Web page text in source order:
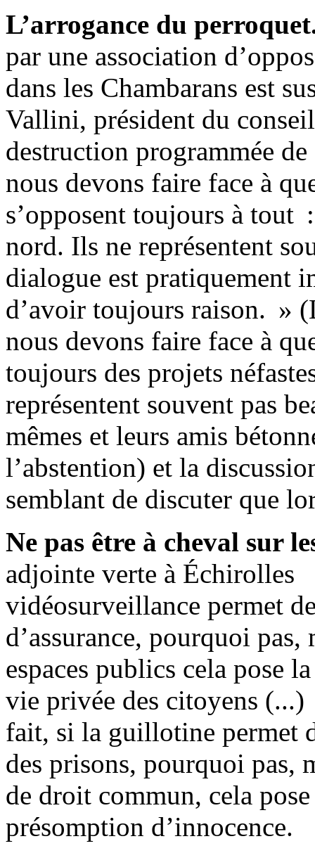
L’arrogance du
par une association
dans les Chambarans est
Vallini, président du
destruction programmée
nous devons faire face à
s’opposent toujours à tout
nord. Ils ne représentent
dialogue est pratiquement
d’avoir toujours raison. »
nous devons faire face à
toujours des projets
représentent souvent pas
mêmes et leurs amis
l’abstention) et la
semblant de discuter que
Ne pas être à cheval sur
adjointe verte à
vidéosurveillance permet
d’assurance, pourquoi
espaces publics cela pose
vie privée des citoyens
fait, si la guillotine permet
des prisons, pourquoi pas,
de droit commun, cela
présomption d’innocence.